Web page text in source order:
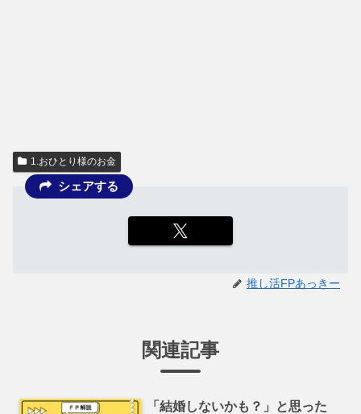
1.おひとり様のお金
シェアする
推し活FPあっきー
関連記事
「結婚しないかも？」と思った